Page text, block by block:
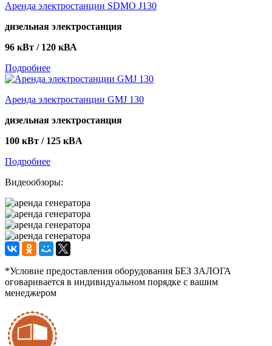
Аренда электростанции SDMO J130
дизельная электростанция
96 кВт / 120 кВА
Подробнее
Аренда электростанции GMJ 130
дизельная электростанция
100 кВт / 125 кBА
Подробнее
Видеообзоры:
*Условие предоставления оборудования БЕЗ ЗАЛОГА
оговаривается в индивидуальном порядке с вашим
менеджером